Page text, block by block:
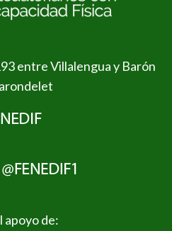
entre Villalengua y Barón
apoyo de: